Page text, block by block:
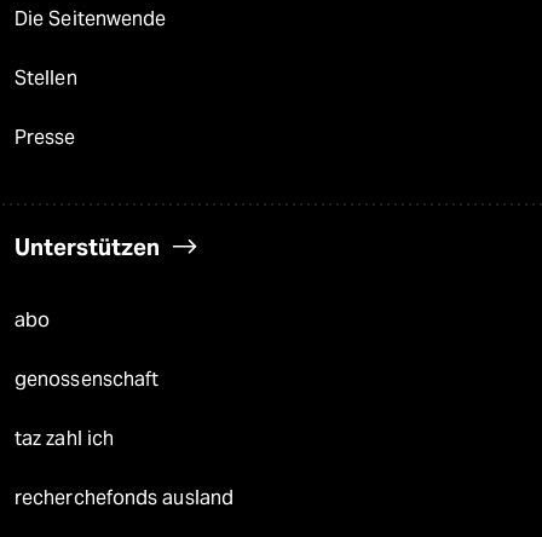
Die Seitenwende
Stellen
Presse
Unterstützen
abo
genossenschaft
taz zahl ich
recherchefonds ausland